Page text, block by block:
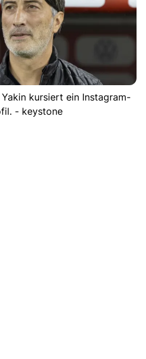
kursiert ein Instagram-
- keystone